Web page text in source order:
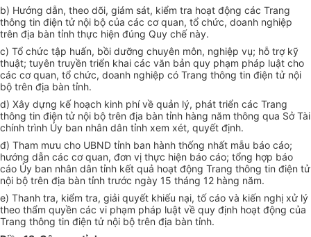
b) Hướng dẫn, theo dõi, giám sát, kiểm tra hoạt động các Trang
thông tin điện tử nội bộ của các cơ quan, tổ chức, doanh nghiệp
trên địa bàn tỉnh thực hiện đúng Quy chế này.
c) Tổ chức tập huấn, bồi dưỡng chuyên môn, nghiệp vụ; hỗ trợ kỹ
thuật; tuyên truyền triển khai các văn bản quy phạm pháp luật cho
các cơ quan, tổ chức, doanh nghiệp có Trang thông tin điện tử nội
bộ trên địa bàn tỉnh.
d) Xây dựng kế hoạch kinh phí về quản lý, phát triển các Trang
thông tin điện tử nội bộ trên địa bàn tỉnh hàng năm thông qua Sở Tài
chính trình Ủy ban nhân dân tỉnh xem xét, quyết định.
đ) Tham mưu cho UBND tỉnh ban hành thống nhất mẫu báo cáo;
hướng dẫn các cơ quan, đơn vị thực hiện báo cáo; tổng hợp báo
cáo Ủy ban nhân dân tỉnh kết quả hoạt động Trang thông tin điện tử
nội bộ trên địa bàn tỉnh trước ngày 15 tháng 12 hàng năm.
e) Thanh tra, kiểm tra, giải quyết khiếu nại, tố cáo và kiến nghị xử lý
theo thẩm quyền các vi phạm pháp luật về quy định hoạt động của
Trang thông tin điện tử nội bộ trên địa bàn tỉnh.